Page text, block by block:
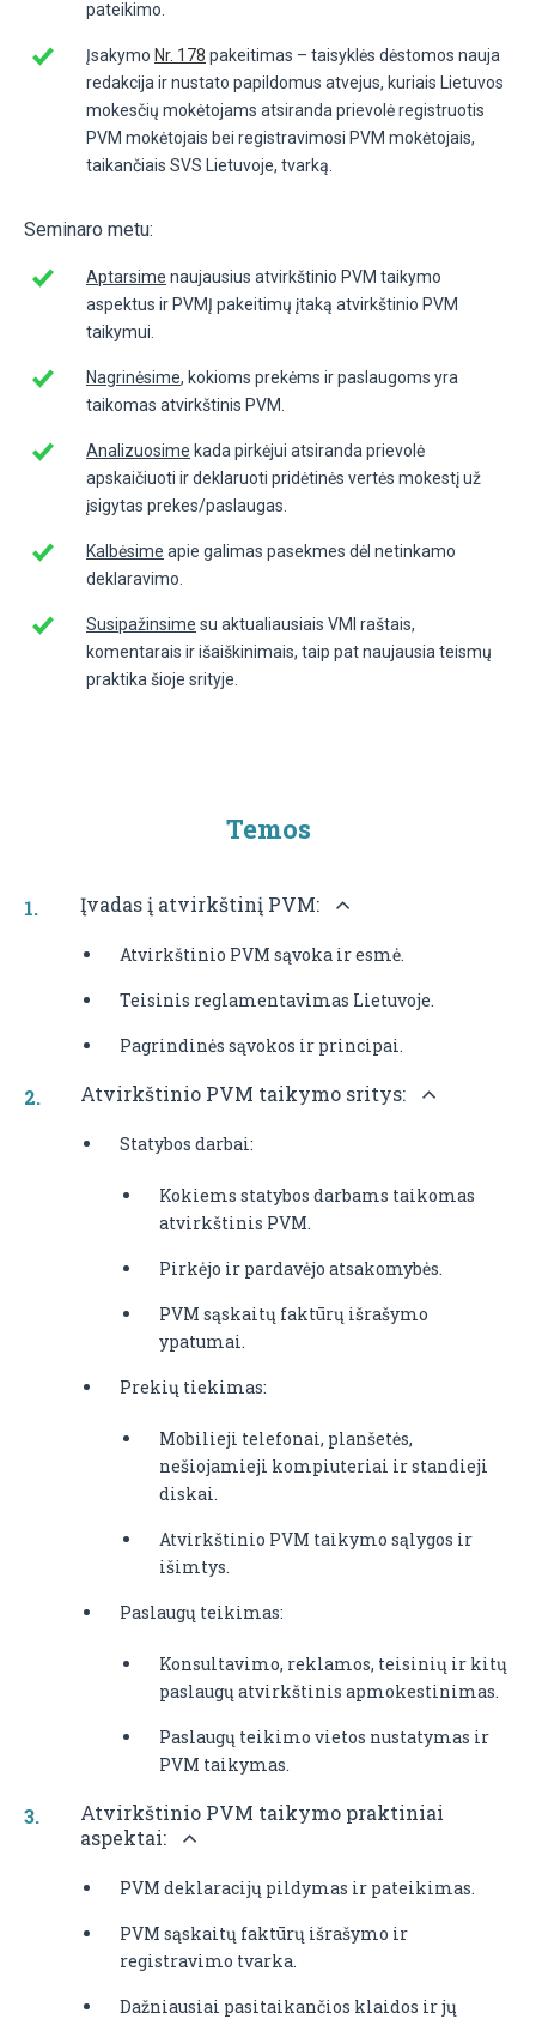
pateikimo.
Įsakymo Nr. 178 pakeitimas – taisyklės dėstomos nauja
redakcija ir nustato papildomus atvejus, kuriais Lietuvos
mokesčių mokėtojams atsiranda prievolė registruotis
PVM mokėtojais bei registravimosi PVM mokėtojais,
taikančiais SVS Lietuvoje, tvarką.
Seminaro metu:
Aptarsime naujausius atvirkštinio PVM taikymo
aspektus ir PVMĮ pakeitimų įtaką atvirkštinio PVM
taikymui.
Nagrinėsime, kokioms prekėms ir paslaugoms yra
taikomas atvirkštinis PVM.
Analizuosime kada pirkėjui atsiranda prievolė
apskaičiuoti ir deklaruoti pridėtinės vertės mokestį už
įsigytas prekes/paslaugas.
Kalbėsime apie galimas pasekmes dėl netinkamo
deklaravimo.
Susipažinsime su aktualiausiais VMI raštais,
komentarais ir išaiškinimais, taip pat naujausia teismų
praktika šioje srityje.
Temos
Įvadas į atvirkštinį PVM:
Atvirkštinio PVM sąvoka ir esmė.
Teisinis reglamentavimas Lietuvoje.
Pagrindinės sąvokos ir principai.
Atvirkštinio PVM taikymo sritys:
Statybos darbai:
Kokiems statybos darbams taikomas
atvirkštinis PVM.
Pirkėjo ir pardavėjo atsakomybės.
PVM sąskaitų faktūrų išrašymo
ypatumai.
Prekių tiekimas:
Mobilieji telefonai, planšetės,
nešiojamieji kompiuteriai ir standieji
diskai.
Atvirkštinio PVM taikymo sąlygos ir
išimtys.
Paslaugų teikimas:
Konsultavimo, reklamos, teisinių ir kitų
paslaugų atvirkštinis apmokestinimas.
Paslaugų teikimo vietos nustatymas ir
PVM taikymas.
Atvirkštinio PVM taikymo praktiniai
aspektai:
PVM deklaracijų pildymas ir pateikimas.
PVM sąskaitų faktūrų išrašymo ir
registravimo tvarka.
Dažniausiai pasitaikančios klaidos ir jų